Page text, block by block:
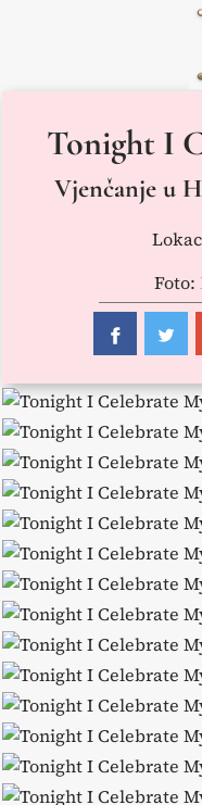
Tonight I
Vjenčanje u
Foto: